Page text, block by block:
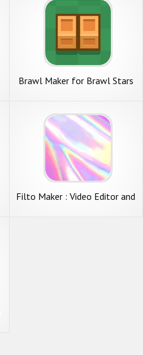
Brawl Maker for Brawl Stars
Filto Maker : Video Editor and